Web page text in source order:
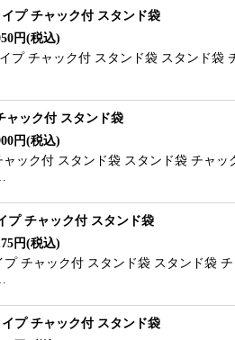
プ チャック付 スタンド袋
円(税込)
プ チャック付 スタンド袋 スタンド袋
ャック付 スタンド袋
円(税込)
ャック付 スタンド袋 スタンド袋 チャ
プ チャック付 スタンド袋
円(税込)
プ チャック付 スタンド袋 スタンド袋
プ チャック付 スタンド袋